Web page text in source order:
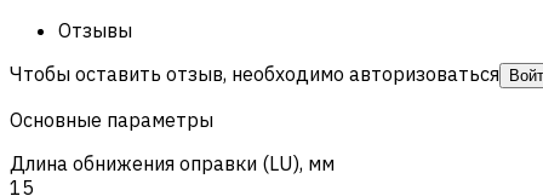
Отзывы
Чтобы оставить отзыв, необходимо авторизоваться
Основные параметры
Длина обнижения оправки (LU), мм
15